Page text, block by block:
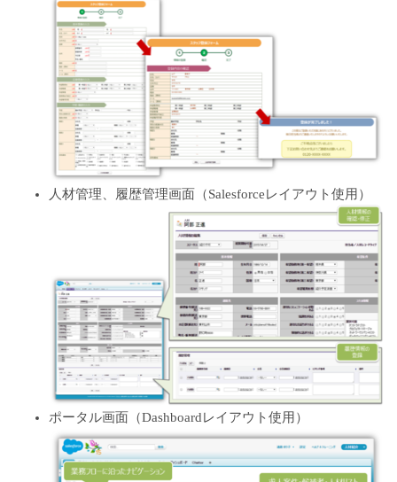
人材管理、履歴管理画面（Salesforceレイアウト使用）
ポータル画面（Dashboardレイアウト使用）